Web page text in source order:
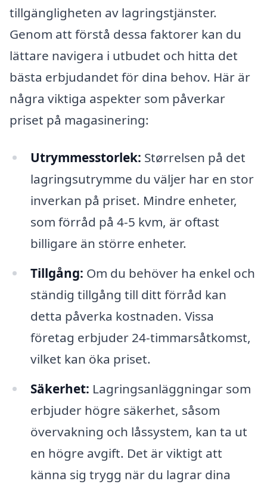
tillgängligheten av lagringstjänster.
Genom att förstå dessa faktorer kan du
lättare navigera i utbudet och hitta det
bästa erbjudandet för dina behov. Här är
några viktiga aspekter som påverkar
priset på magasinering:
Utrymmesstorlek: Størrelsen på det
lagringsutrymme du väljer har en stor
inverkan på priset. Mindre enheter,
som förråd på 4-5 kvm, är oftast
billigare än större enheter.
Tillgång: Om du behöver ha enkel och
ständig tillgång till ditt förråd kan
detta påverka kostnaden. Vissa
företag erbjuder 24-timmarsåtkomst,
vilket kan öka priset.
Säkerhet: Lagringsanläggningar som
erbjuder högre säkerhet, såsom
övervakning och låssystem, kan ta ut
en högre avgift. Det är viktigt att
känna sig trygg när du lagrar dina